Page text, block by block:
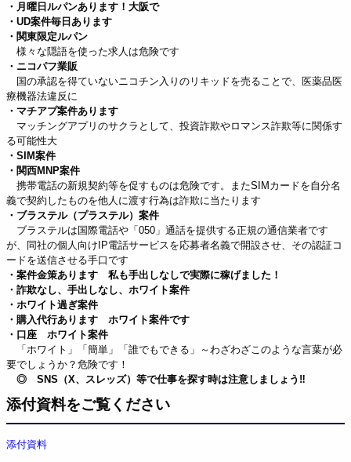
・月曜日ルパンあります！大阪で
・UD案件毎日あります
・関東限定ルパン
様々な隠語を使った求人は危険です
・ニコパフ業販
国の承認を得ていないニコチン入りのリキッドを売ることで、医薬品医
療機器法違反に
・マチアプ案件あります
マッチングアプリのサクラとして、投資詐欺やロマンス詐欺等に関係す
る可能性大
・SIM案件
・関西MNP案件
携帯電話の新規契約等を促すものは危険です。またSIMカードを自分名
義で契約したものを他人に渡す行為は詐欺に当たります
・ブラステル（プラステル）案件
ブラステルは国際電話や「050」通話を提供する正規の通信業者です
が、同社の個人向けIP電話サービスを応募者名義で開設させ、その認証コ
ードを送信させる手口です
・案件金策あります 私も手出しなしで実際に稼げました！
・詐欺なし、手出しなし、ホワイト案件
・ホワイト過ぎ案件
・購入代行あります ホワイト案件です
・口座 ホワイト案件
「ホワイト」「簡単」「誰でもできる」～わざわざこのような言葉が必
要でしょうか？危険です！
◎ SNS（X、スレッズ）等で仕事を探す時は注意しましょう‼
添付資料をご覧ください
添付資料